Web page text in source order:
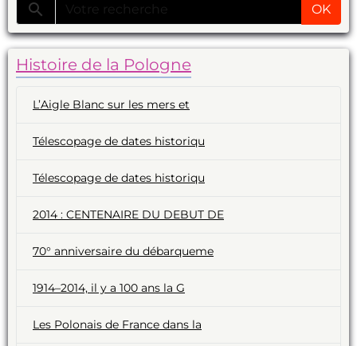
OK
Histoire de la Pologne
L’Aigle Blanc sur les mers et
Télescopage de dates historiqu
Télescopage de dates historiqu
2014 : CENTENAIRE DU DEBUT DE
70° anniversaire du débarqueme
1914–2014, il y a 100 ans la G
Les Polonais de France dans la